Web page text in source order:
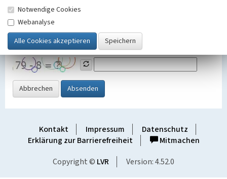
SicherheitsabfrageTragen Sie unten das Rechenergebnis aus der
Grafik ein
Abbrechen Absenden
Kontakt Impressum
Datenschutz
Erklärung zur Barrierefreiheit
Mitmachen
Copyright © LVR Version: 4.52.0
Notwendige Cookies
Webanalyse